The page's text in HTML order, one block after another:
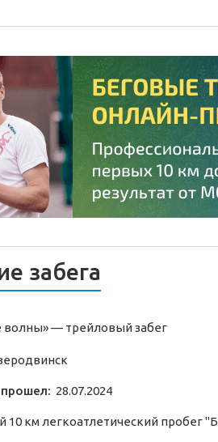
забега
волны» — трейловыйзабег
28.07.2024
10 км легкоатлетический